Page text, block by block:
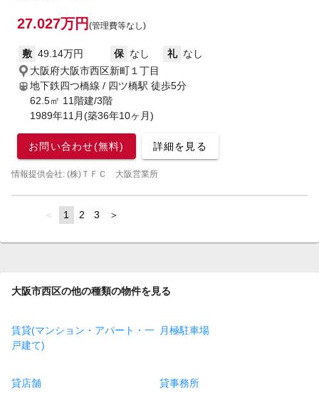
27.027万円 (管理費等なし)
敷 49.14万円 保 なし 礼 なし
大阪府大阪市西区新町１丁目
地下鉄四つ橋線 / 四ツ橋駅 徒歩5分
62.5㎡ 11階建/3階
1989年11月(築36年10ヶ月)
お問い合わせ(無料) 詳細を見る
情報提供会社: (株)ＴＦＣ 大阪営業所
page
You're
page
1 page
2 page
3 page
大阪市西区の他の種類の物件を見る
賃貸(マンション・アパート・一
戸建て)
月極駐車場
貸店舗 貸事務所